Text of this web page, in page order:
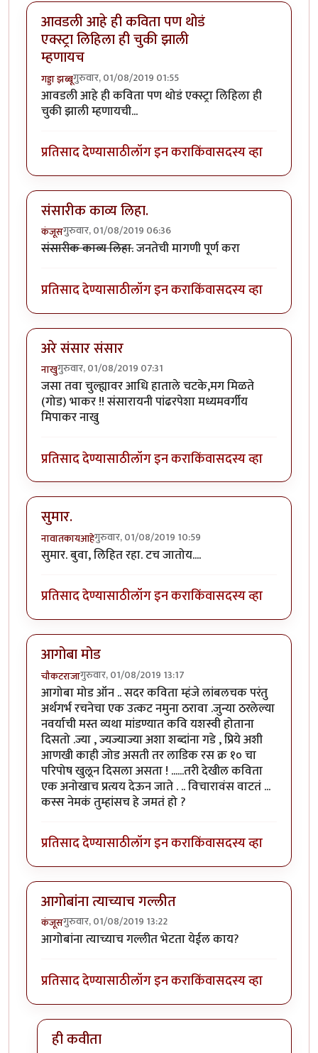
आवडली आहे ही कविता पण थोडं
एक्स्ट्रा लिहिला ही चुकी झाली
म्हणायच
गड्डा झब्बूगुरुवार, 01/08/2019 01:55
आवडली आहे ही कविता पण थोडं एक्स्ट्रा लिहिला ही
चुकी झाली म्हणायची...
प्रतिसाद देण्यासाठीलॉग इन कराकिंवासदस्य व्हा
संसारीक काव्य लिहा.
कंजूसगुरुवार, 01/08/2019 06:36
संसारीक काव्य लिहा.जनतेची मागणी पूर्ण करा
प्रतिसाद देण्यासाठीलॉग इन कराकिंवासदस्य व्हा
अरे संसार संसार
नाखुगुरुवार, 01/08/2019 07:31
जसा तवा चुल्ह्यावर आधि हाताले चटके,मग मिळते
(गोड) भाकर !! संसारायनी पांढरपेशा मध्यमवर्गीय
मिपाकर नाखु
प्रतिसाद देण्यासाठीलॉग इन कराकिंवासदस्य व्हा
सुमार.
नावातकायआहेगुरुवार, 01/08/2019 10:59
सुमार. बुवा, लिहित रहा. टच जातोय....
प्रतिसाद देण्यासाठीलॉग इन कराकिंवासदस्य व्हा
आगोबा मोड
चौकटराजागुरुवार, 01/08/2019 13:17
आगोबा मोड ऑन .. सदर कविता म्हंजे लांबलचक परंतु
अर्थगर्भ रचनेचा एक उत्कट नमुना ठरावा .जुन्या ठरलेल्या
नवर्याची मस्त व्यथा मांडण्यात कवि यशस्वी होताना
दिसतो .ज्या , ज्यज्याज्या अशा शब्दांना गडे , प्रिये अशी
आणखी काही जोड असती तर लाडिक रस क्र १० चा
परिपोष खुलून दिसला असता ! ......तरी देखील कविता
एक अनोखाच प्रत्यय देऊन जाते . .. विचारावंस वाटतं ...
कस्स नेमकं तुम्हांसच हे जमतं हो ?
प्रतिसाद देण्यासाठीलॉग इन कराकिंवासदस्य व्हा
आगोबांना त्याच्याच गल्लीत
कंजूसगुरुवार, 01/08/2019 13:22
आगोबांना त्याच्याच गल्लीत भेटता येईल काय?
प्रतिसाद देण्यासाठीलॉग इन कराकिंवासदस्य व्हा
ही कवीता